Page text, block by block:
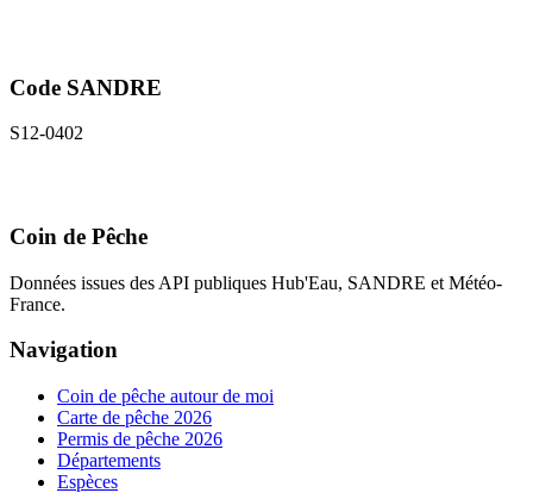
Code SANDRE
S12-0402
Coin de Pêche
Données issues des API publiques Hub'Eau, SANDRE et Météo-
France.
Navigation
Coin de pêche autour de moi
Carte de pêche 2026
Permis de pêche 2026
Départements
Espèces